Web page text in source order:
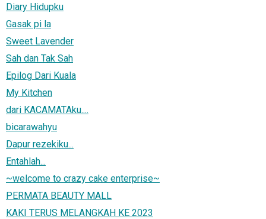
Diary Hidupku
Gasak pi la
Sweet Lavender
Sah dan Tak Sah
Epilog Dari Kuala
My Kitchen
dari KACAMATAku....
bicarawahyu
Dapur rezekiku...
Entahlah...
~welcome to crazy cake enterprise~
PERMATA BEAUTY MALL
KAKI TERUS MELANGKAH KE 2023